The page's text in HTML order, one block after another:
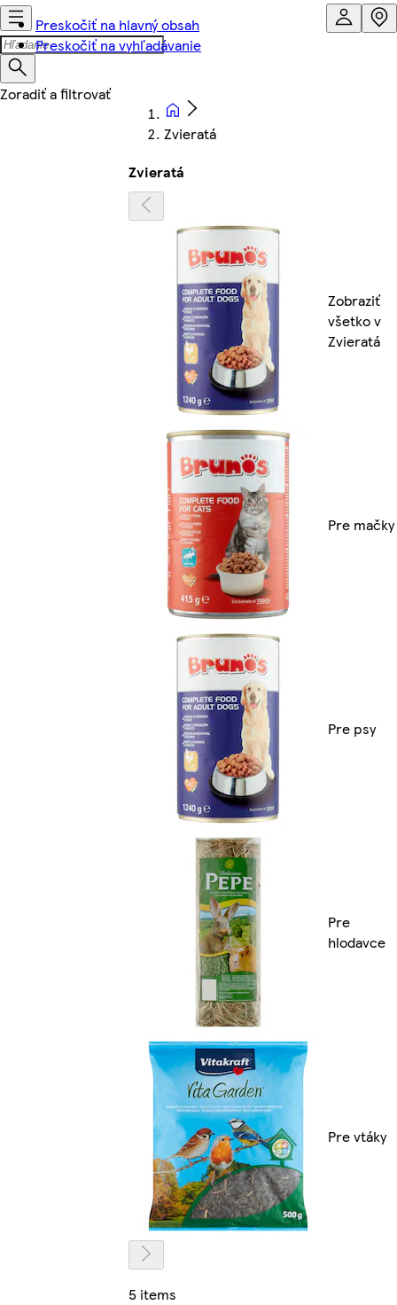
Preskočiť na hlavný obsah
Preskočiť na vyhľadávanie
Zvieratá
Zvieratá
Zobraziť
všetko v
Zvieratá
Pre mačky
Pre psy
Pre
hlodavce
Pre vtáky
5 items